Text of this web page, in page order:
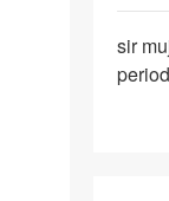
sir
mujhe
sir